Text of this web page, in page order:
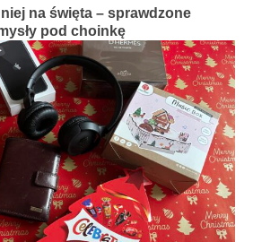
na święta – sprawdzone
pod choinkę